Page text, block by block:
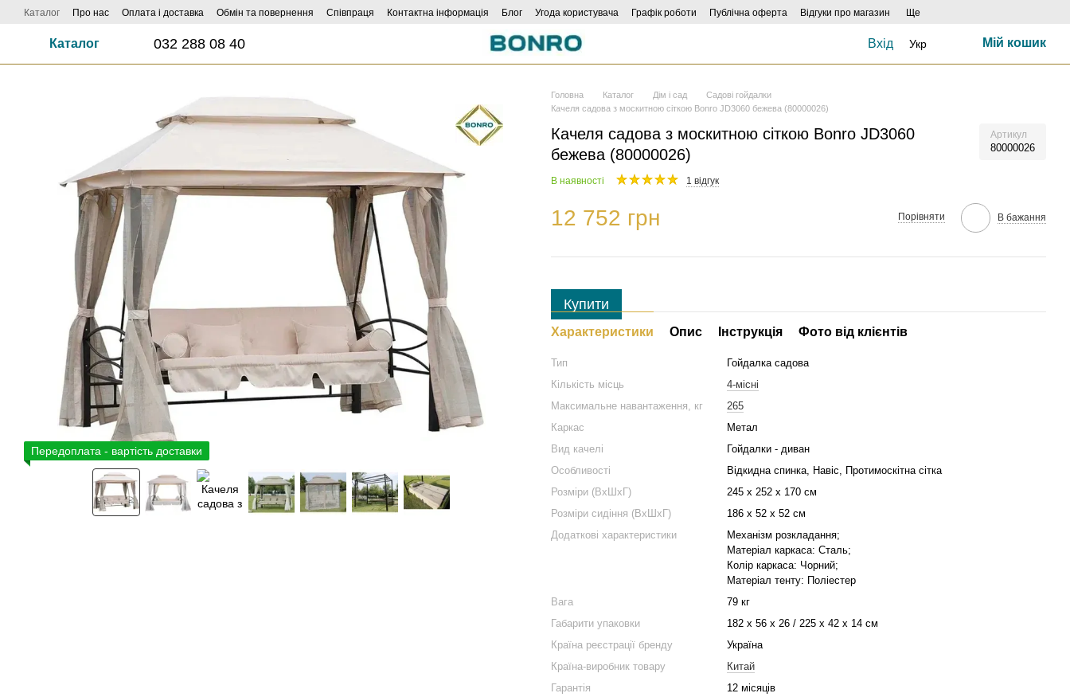
Перейти до основного контенту
Каталог Про нас Оплата і доставка Обмін та повернення Співпраця Контактна інформація Блог Угода користувача Графік роботи Публічна оферта Відгуки про магазин Ще
Каталог 032 288 08 40 Вхід Укр Мій кошик
Передоплата - вартість доставки
Головна Каталог Дім і сад
Садові гойдалки
Качеля садова з москитною сіткою Bonro JD3060 бежева (80000026)
Качеля садова з москитною сіткою Bonro JD3060
бежева (80000026)
Артикул
80000026
В наявності 1 відгук
12 752 грн Порівняти В бажання
Купити
Характеристики Опис Інструкція Фото від клієнтів
Тип
Гойдалка садова
Кількість місць
4-місні
Максимальне навантаження, кг
265
Каркас
Метал
Вид качелі
Гойдалки - диван
Особливості
Відкидна спинка, Навіс, Протимоскітна сітка
Розміри (ВхШхГ)
245 x 252 x 170 см
Розміри сидіння (ВхШхГ)
186 х 52 х 52 см
Додаткові характеристики
Механізм розкладання;
Матеріал каркаса: Сталь;
Колір каркаса: Чорний;
Матеріал тенту: Поліестер
Вага
79 кг
Габарити упаковки
182 х 56 х 26 / 225 х 42 х 14 см
Країна реєстрації бренду
Україна
Країна-виробник товару
Китай
Гарантія
12 місяців